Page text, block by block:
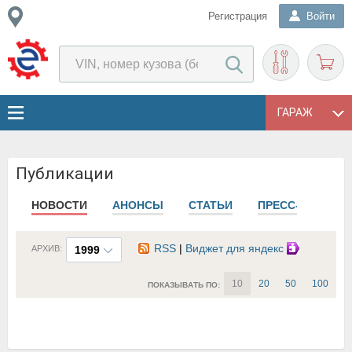
Регистрация Войти
ГАРАЖ
Публикации
НОВОСТИ АНОНСЫ СТАТЬИ ПРЕСС-РЕЛИЗЫ
1999
АРХИВ: RSS | Виджет для яндекс
ПОКАЗЫВАТЬ ПО: 10 20 50 100